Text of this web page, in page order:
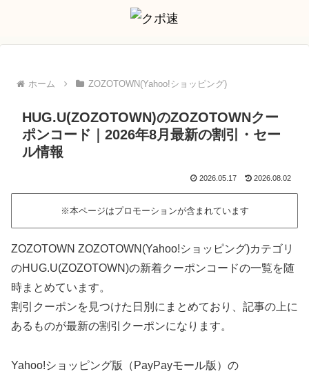
ホーム ZOZOTOWN(Yahoo!ショッピング)
HUG.U(ZOZOTOWN)のZOZOTOWNクー
ポンコード｜2026年8月最新の割引・セー
ル情報
2026.05.17 2026.08.02
※本ページはプロモーションが含まれています
ZOZOTOWN ZOZOTOWN(Yahoo!ショッピング)カテゴリ
のHUG.U(ZOZOTOWN)の新着クーポンコードの一覧を随
時まとめています。
割引クーポンを見つけた日別にまとめており、記事の上に
あるものが最新の割引クーポンになります。
Yahoo!ショッピング版（PayPayモール版）の